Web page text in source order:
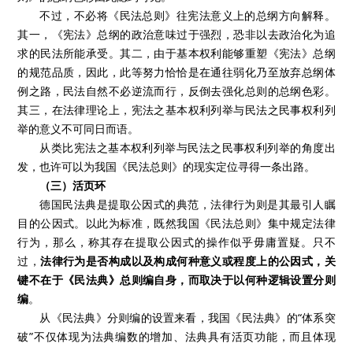
不过，不必将《民法总则》往宪法意义上的总纲方向解释。
其一，《宪法》总纲的政治意味过于强烈，恐非以去政治化为追
求的民法所能承受。其二，由于基本权利能够重塑《宪法》总纲
的规范品质，因此，此等努力恰恰是在通往弱化乃至放弃总纲体
例之路，民法自然不必逆流而行，反倒去强化总则的总纲色彩。
其三，在法律理论上，宪法之基本权利列举与民法之民事权利列
举的意义不可同日而语。
从类比宪法之基本权利列举与民法之民事权利列举的角度出
发，也许可以为我国《民法总则》的现实定位寻得一条出路。
（三）活页环
德国民法典是提取公因式的典范，法律行为则是其最引人瞩
目的公因式。以此为标准，既然我国《民法总则》集中规定法律
行为，那么，称其存在提取公因式的操作似乎毋庸置疑。只不
过，法律行为是否构成以及构成何种意义或程度上的公因式，关
键不在于《民法典》总则编自身，而取决于以何种逻辑设置分则
编。
从《民法典》分则编的设置来看，我国《民法典》的“体系突
破”不仅体现为法典编数的增加、法典具有活页功能，而且体现